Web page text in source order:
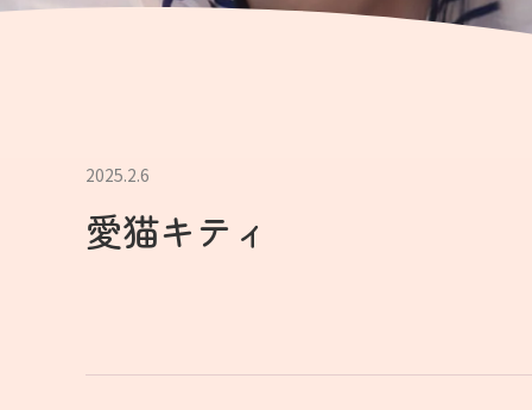
2025.2.6
愛猫キティ